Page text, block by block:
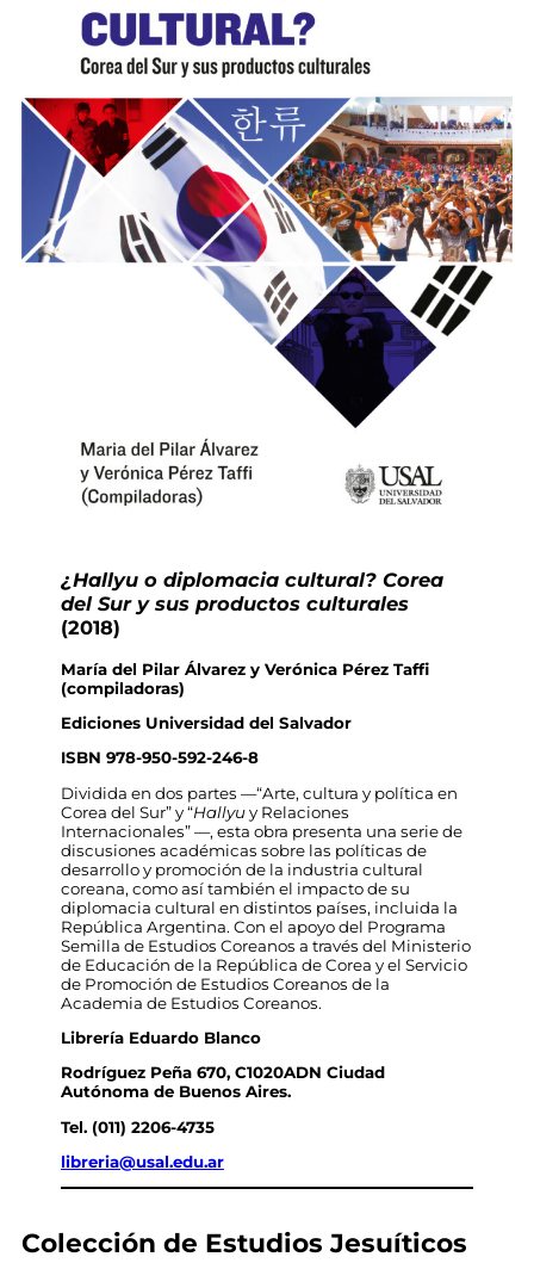
¿Hallyu o diplomacia cultural? Corea
del Sur y sus productos culturales
(2018)
María del Pilar Álvarez y Verónica Pérez Taffi
(compiladoras)
Ediciones Universidad del Salvador
ISBN 978-950-592-246-8
Dividida en dos partes —“Arte, cultura y política en
Corea del Sur” y “Hallyuy Relaciones
Internacionales” —, esta obra presenta una serie de
discusiones académicas sobre las políticas de
desarrollo y promoción de la industria cultural
coreana, como así también el impacto de su
diplomacia cultural en distintos países, incluida la
República Argentina. Con el apoyo del Programa
Semilla de Estudios Coreanos a través del Ministerio
de Educación de la República de Corea y el Servicio
de Promoción de Estudios Coreanos de la
Academia de Estudios Coreanos.
Librería Eduardo Blanco
Rodríguez Peña 670, C1020ADN Ciudad
Autónoma de Buenos Aires.
Tel. (011) 2206-4735
libreria@usal.edu.ar
Colección de Estudios Jesuíticos